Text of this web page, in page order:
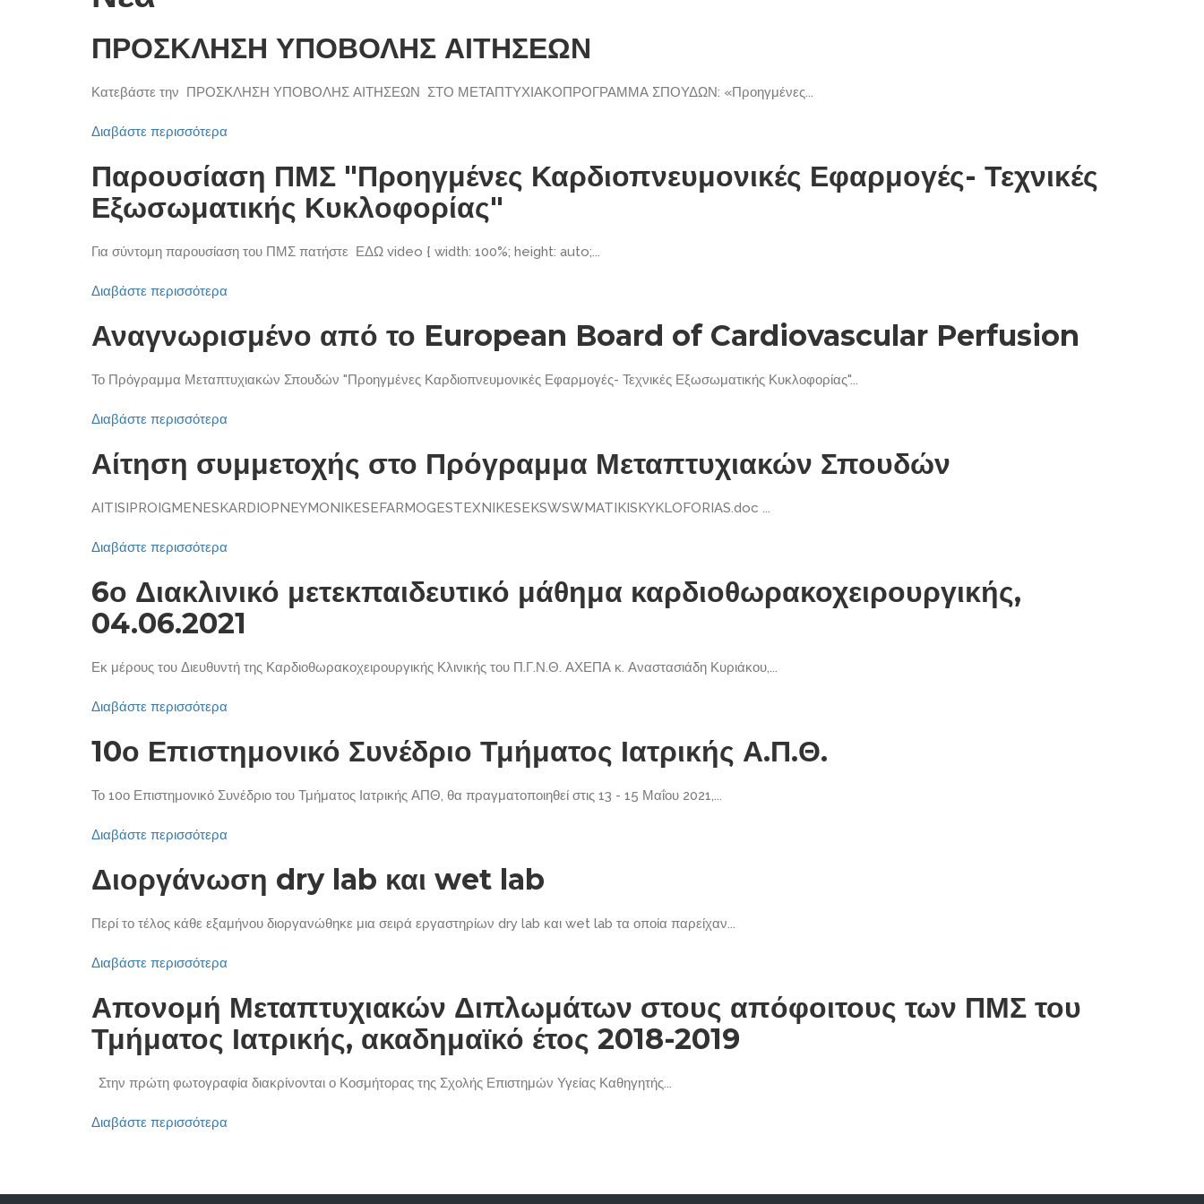
ΠΡΟΣΚΛΗΣΗ ΥΠΟΒΟΛΗΣ ΑΙΤΗΣΕΩΝ
Κατεβάστε την ΠΡΟΣΚΛΗΣΗ ΥΠΟΒΟΛΗΣ ΑΙΤΗΣΕΩΝ ΣΤΟ ΜΕΤΑΠΤΥΧΙΑΚOΠΡΟΓΡΑΜΜΑ ΣΠΟΥΔΩΝ: «Προηγμένες...
Διαβάστε περισσότερα
Παρουσίαση ΠΜΣ "Προηγμένες Καρδιοπνευμονικές Εφαρμογές- Τεχνικές
Εξωσωματικής Κυκλοφορίας"
Για σύντομη παρουσίαση του ΠΜΣ πατήστε ΕΔΩ video { width: 100%; height: auto;...
Διαβάστε περισσότερα
Αναγνωρισμένο από το European Board of Cardiovascular Perfusion
Το Πρόγραμμα Μεταπτυχιακών Σπουδών "Προηγμένες Καρδιοπνευμονικές Εφαρμογές- Τεχνικές Εξωσωματικής Κυκλοφορίας"...
Διαβάστε περισσότερα
Αίτηση συμμετοχής στο Πρόγραμμα Μεταπτυχιακών Σπουδών
AITISIPROIGMENESKARDIOPNEYMONIKESEFARMOGESTEXNIKESEKSWSWMATIKISKYKLOFORIAS.doc ...
Διαβάστε περισσότερα
6ο Διακλινικό μετεκπαιδευτικό μάθημα καρδιοθωρακοχειρουργικής,
04.06.2021
Εκ μέρους του Διευθυντή της Καρδιοθωρακοχειρουργικής Κλινικής του Π.Γ.Ν.Θ. ΑΧΕΠΑ κ. Αναστασιάδη Κυριάκου,...
Διαβάστε περισσότερα
10ο Επιστημονικό Συνέδριο Τμήματος Ιατρικής Α.Π.Θ.
Το 10ο Επιστημονικό Συνέδριο του Τμήματος Ιατρικής ΑΠΘ, θα πραγματοποιηθεί στις 13 - 15 Μαΐου 2021,...
Διαβάστε περισσότερα
Διοργάνωση dry lab και wet lab
Περί το τέλος κάθε εξαμήνου διοργανώθηκε μια σειρά εργαστηρίων dry lab και wet lab τα οποία παρείχαν...
Διαβάστε περισσότερα
Απονομή Μεταπτυχιακών Διπλωμάτων στους απόφοιτους των ΠΜΣ του
Τμήματος Ιατρικής, ακαδημαϊκό έτος 2018-2019
Στην πρώτη φωτογραφία διακρίνονται ο Κοσμήτορας της Σχολής Επιστημών Υγείας Καθηγητής...
Διαβάστε περισσότερα